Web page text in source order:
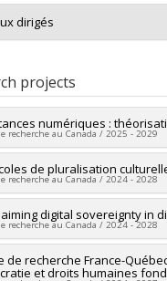
le document dans Papyrus
dirigés
projects
numériques :
recherche au Canada / 2025 - 2029
:Stéphane
: Guillaume Latzko-
sources:CRSH/Conseil de
PVXXXXXX-
de pluralisation
recherche au Canada / 2024 - 2028
:Nathalie
: Stéphane Couture
sources:CRSH/Conseil de
PVXXXXXX-
digital sovereignty in
recherche au Canada / 2024 - 2028
:Stéphane
:Mark Raymond,
de recherche France-
et droits humaines